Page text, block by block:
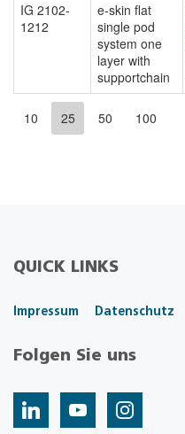
IG 2102-
1212
e-skin flat
single pod
system one
layer with
supportchain
10 25 50 100
QUICK LINKS
Impressum Datenschutz
Folgen Sie uns